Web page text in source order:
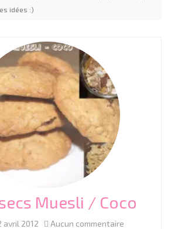
idées :)
Muesli / Coco
avril 2012 Aucun commentaire